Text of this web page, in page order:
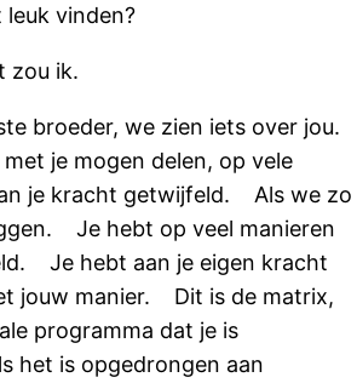
vinden?
ik.
broeder, we zien iets over jou.
je mogen delen, op vele
je kracht getwijfeld. Als we zo
Je hebt op veel manieren
Je hebt aan je eigen kracht
jouw manier. Dit is de matrix,
programma dat je is
het is opgedrongen aan